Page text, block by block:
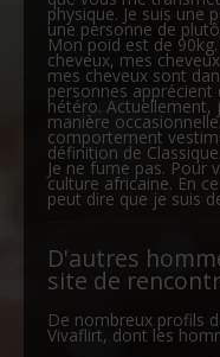
physique. Je suis une
une personne de
Mon poid est de
cheveux, mes
mes cheveux sont
personnes apprécient
hétéro. Actuellement,
manière
comportement
définition de
Je ne fume pas.
culture africaine. En
peut dire que je suis
D'autres
site de
De nombreux profils
Vivaflirt, dont les